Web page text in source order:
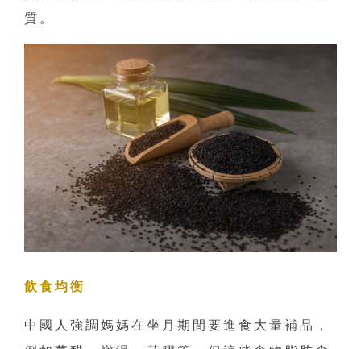
質。
飲食均衡
中國人強調媽媽在坐月期間要進食大量補品，